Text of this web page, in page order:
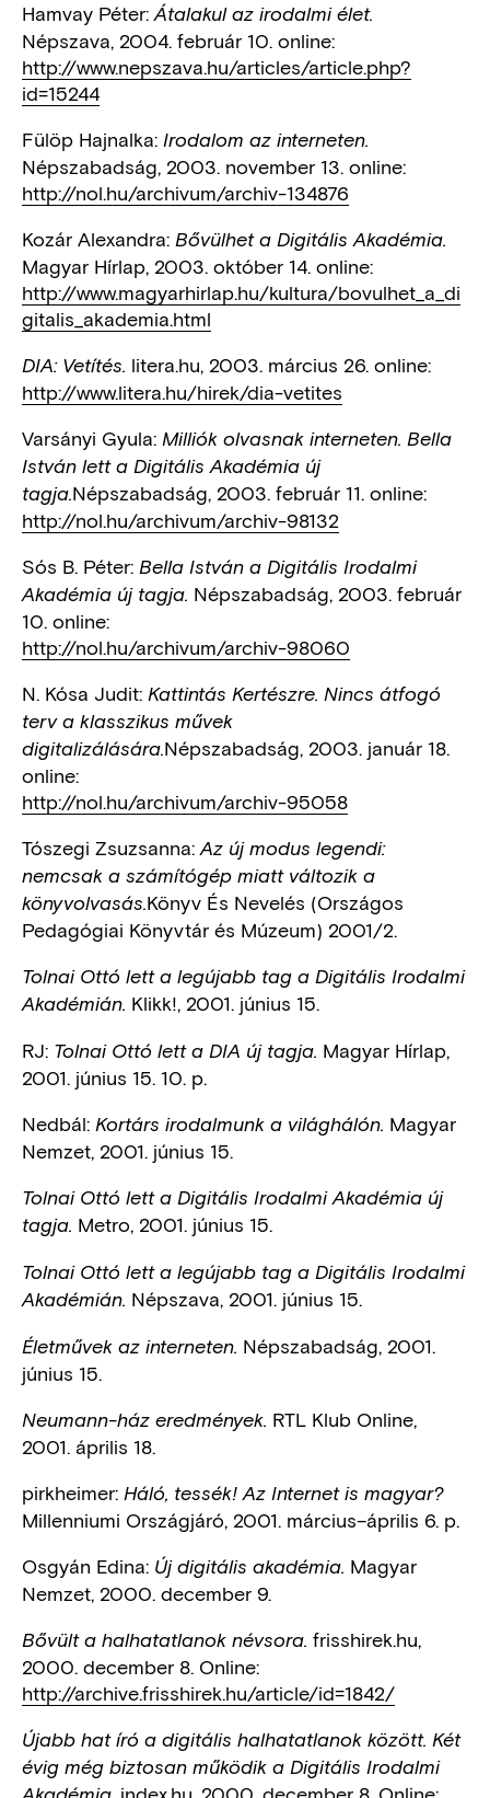
Hamvay Péter:Átalakul az irodalmi élet.
Népszava, 2004. február 10. online:
http://www.nepszava.hu/articles/article.php?
id=15244
Fülöp Hajnalka: Irodalom az interneten.
Népszabadság, 2003. november 13. online:
http://nol.hu/archivum/archiv-134876
Kozár Alexandra: Bővülhet a Digitális Akadémia.
Magyar Hírlap, 2003. október 14. online:
http://www.magyarhirlap.hu/kultura/bovulhet_a_di
gitalis_akademia.html
DIA: Vetítés. litera.hu, 2003. március 26. online:
http://www.litera.hu/hirek/dia-vetites
Varsányi Gyula: Milliók olvasnak interneten. Bella
István lett a Digitális Akadémia új
tagja.Népszabadság, 2003. február 11. online:
http://nol.hu/archivum/archiv-98132
Sós B. Péter: Bella István a Digitális Irodalmi
Akadémia új tagja. Népszabadság, 2003. február
10. online:
http://nol.hu/archivum/archiv-98060
N. Kósa Judit: Kattintás Kertészre. Nincs átfogó
terv a klasszikus művek
digitalizálására.Népszabadság, 2003. január 18.
online:
http://nol.hu/archivum/archiv-95058
Tószegi Zsuzsanna:Az új modus legendi:
nemcsak a számítógép miatt változik a
könyvolvasás.Könyv És Nevelés (Országos
Pedagógiai Könyvtár és Múzeum) 2001/2.
Tolnai Ottó lett a legújabb tag a Digitális Irodalmi
Akadémián. Klikk!, 2001. június 15.
RJ: Tolnai Ottó lett a DIA új tagja. Magyar Hírlap,
2001. június 15. 10. p.
Nedbál: Kortárs irodalmunk a világhálón. Magyar
Nemzet, 2001. június 15.
Tolnai Ottó lett a Digitális Irodalmi Akadémia új
tagja. Metro, 2001. június 15.
Tolnai Ottó lett a legújabb tag a Digitális Irodalmi
Akadémián. Népszava, 2001. június 15.
Életművek az interneten. Népszabadság, 2001.
június 15.
Neumann-ház eredmények. RTL Klub Online,
2001. április 18.
pirkheimer: Háló, tessék! Az Internet is magyar?
Millenniumi Országjáró, 2001. március–április 6. p.
Osgyán Edina: Új digitális akadémia. Magyar
Nemzet, 2000. december 9.
Bővült a halhatatlanok névsora. frisshirek.hu,
2000. december 8. Online:
http://archive.frisshirek.hu/article/id=1842/
Újabb hat író a digitális halhatatlanok között. Két
évig még biztosan működik a Digitális Irodalmi